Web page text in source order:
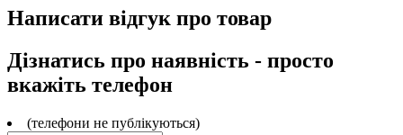
Написати відгук про товар
Дізнатись про наявність - просто
вкажіть телефон
(телефони не публікуються)